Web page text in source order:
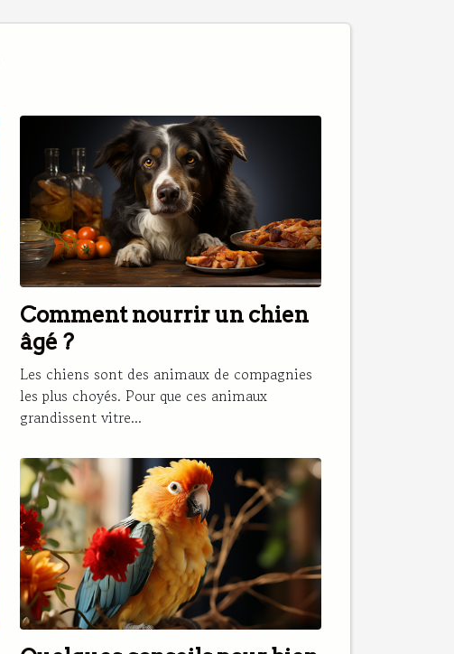
Comment nourrir un chien
âgé ?
Les chiens sont des animaux de compagnies
les plus choyés. Pour que ces animaux
grandissent vitre...